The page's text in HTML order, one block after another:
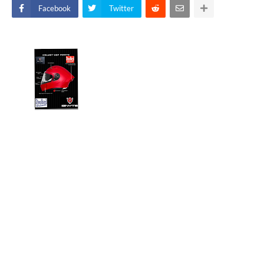
Facebook Twitter